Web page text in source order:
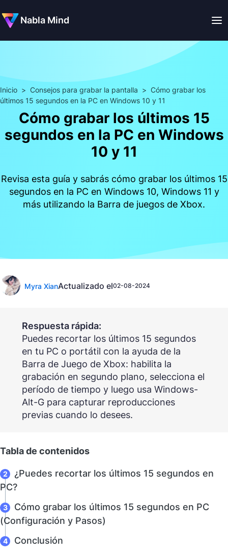
Nabla Mind
Inicio > Consejos para grabar la pantalla > Cómo grabar los
últimos 15 segundos en la PC en Windows 10 y 11
Cómo grabar los últimos 15
segundos en la PC en Windows
10 y 11
Revisa esta guía y sabrás cómo grabar los últimos 15
segundos en la PC en Windows 10, Windows 11 y
más utilizando la Barra de juegos de Xbox.
Myra XianActualizado el02-08-2024
Respuesta rápida:
Puedes recortar los últimos 15 segundos
en tu PC o portátil con la ayuda de la
Barra de Juego de Xbox: habilita la
grabación en segundo plano, selecciona el
período de tiempo y luego usa Windows-
Alt-G para capturar reproducciones
previas cuando lo desees.
Tabla de contenidos
¿Puedes recortar los últimos 15 segundos en
PC?
Cómo grabar los últimos 15 segundos en PC
(Configuración y Pasos)
Conclusión